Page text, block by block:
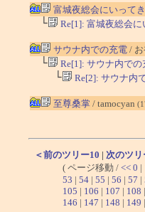
富城夜総会にいって
└ Re[1]: 富城夜総会
サウナ内での充電/ お
└ Re[1]: サウナ内での
└ Re[2]: サウナ内
至尊桑掌/ tamocyan
＜前のツリー10 | 次のツリ
( ページ移動 / << 0 |
53 | 54 | 55 | 56 | 57 |
105 | 106 | 107 | 108 |
146 | 147 | 148 | 149 |